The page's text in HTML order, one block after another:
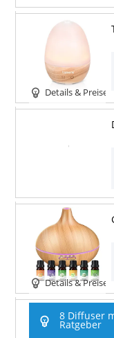
Details & Preise
Details & Preise
8 Diffuser
Ratgeber